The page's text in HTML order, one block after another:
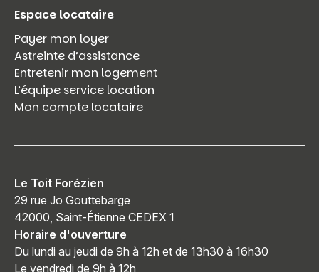
Espace locataire
Payer mon loyer
Astreinte d’assistance
Entretenir mon logement
L’équipe service location
Mon compte locataire
Le Toit Forézien
29 rue Jo Gouttebarge
42000, Saint-Étienne CEDEX 1
Horaire d'ouverture
Du lundi au jeudi de 9h à 12h et de 13h30 à 16h30
Le vendredi de 9h à 12h